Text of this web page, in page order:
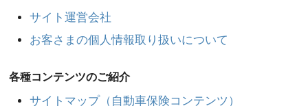
サイト運営会社
お客さまの個人情報取り扱いについて
各種コンテンツのご紹介
サイトマップ（自動車保険コンテンツ）